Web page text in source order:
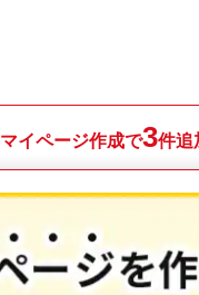
マイページ作成で3件追